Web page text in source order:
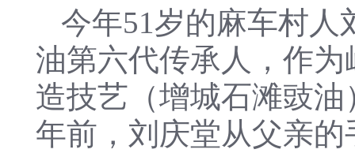
今年51岁的麻车村
油第六代传承人，作
造技艺（增城石滩豉
年前，刘庆堂从父亲